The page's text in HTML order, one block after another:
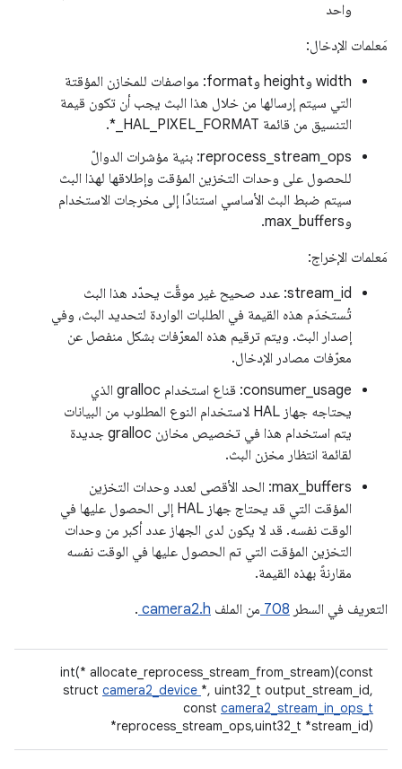
واحد
مَعلمات الإدخال:
width وheight وformat: مواصفات للمخازن المؤقتة
التي سيتم إرسالها من خلال هذا البث يجب أن تكون قيمة
التنسيق من قائمة HAL_PIXEL_FORMAT_*.
reprocess_stream_ops: بنية مؤشرات الدوالّ
للحصول على وحدات التخزين المؤقت وإطلاقها لهذا البث
سيتم ضبط البث الأساسي استنادًا إلى مخرجات الاستخدام
وmax_buffers.
مَعلمات الإخراج:
‫stream_id: عدد صحيح غير موقَّت يحدّد هذا البث
تُستخدَم هذه القيمة في الطلبات الواردة لتحديد البث، وفي
إصدار البث. ويتم ترقيم هذه المعرّفات بشكل منفصل عن
معرّفات مصادر الإدخال.
consumer_usage: قناع استخدام gralloc الذي
يحتاجه جهاز HAL لاستخدام النوع المطلوب من البيانات
يتم استخدام هذا في تخصيص مخازن gralloc جديدة
لقائمة انتظار مخزن البث.
max_buffers: الحد الأقصى لعدد وحدات التخزين
المؤقت التي قد يحتاج جهاز HAL إلى الحصول عليها في
الوقت نفسه. قد لا يكون لدى الجهاز عدد أكبر من وحدات
التخزين المؤقت التي تم الحصول عليها في الوقت نفسه
مقارنةً بهذه القيمة.
التعريف في السطر 708 من الملف camera2.h
.
int(* allocate_reprocess_stream_from_stream)(const
struct camera2_device *, uint32_t output_stream_id,
const camera2_stream_in_ops_t
*reprocess_stream_ops,uint32_t *stream_id)